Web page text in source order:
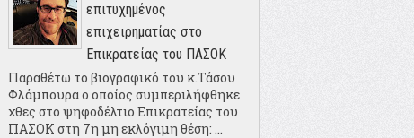
επιτυχημένος
επιχειρηματίας στο
Επικρατείας του ΠΑΣΟΚ
Παραθέτω το βιογραφικό του κ.Τάσου
Φλάμπουρα ο οποίος συμπεριλήφθηκε
χθες στο ψηφοδέλτιο Επικρατείας του
ΠΑΣΟΚ στη 7η μη εκλόγιμη θέση: ...